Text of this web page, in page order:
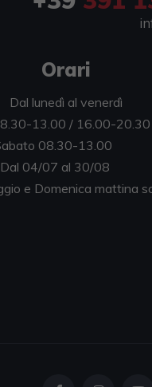
Orari
Dal lunedì al venerdì
13.00 / 16.00-20.30
13.00
al 30/08
e Domenica mattina